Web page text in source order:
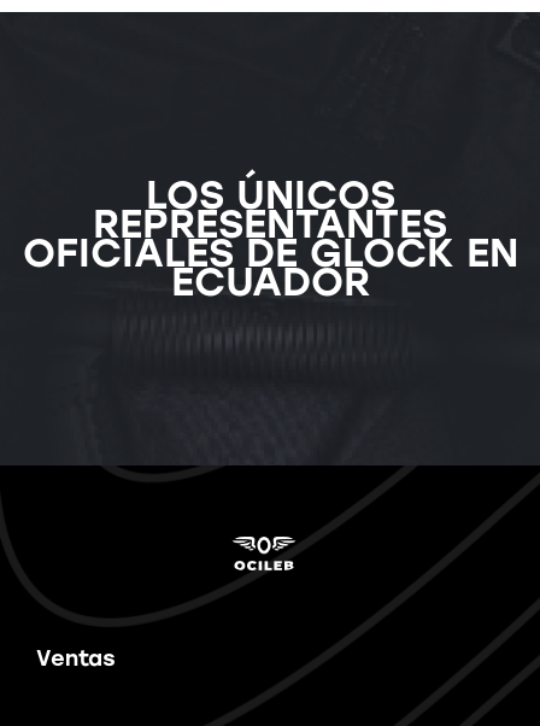
LOS ÚNICOS
REPRESENTANTES
OFICIALES DE GLOCK EN
ECUADOR
Ventas